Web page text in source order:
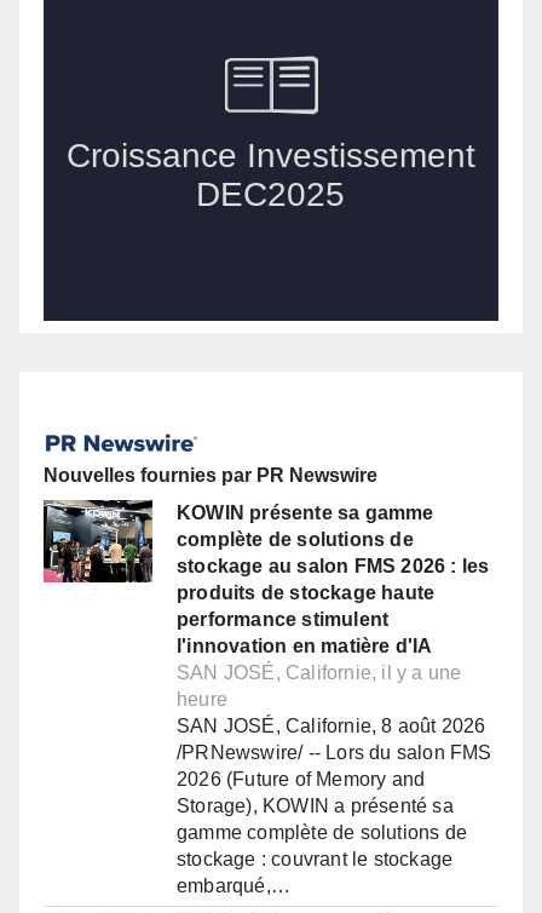
Nouvelles fournies par PR Newswire
KOWIN présente sa gamme
complète de solutions de
stockage au salon FMS 2026 : les
produits de stockage haute
performance stimulent
l'innovation en matière d'IA
SAN JOSÉ, Californie, il y a une
heure
SAN JOSÉ, Californie, 8 août 2026
/PRNewswire/ -- Lors du salon FMS
2026 (Future of Memory and
Storage), KOWIN a présenté sa
gamme complète de solutions de
stockage : couvrant le stockage
embarqué,…